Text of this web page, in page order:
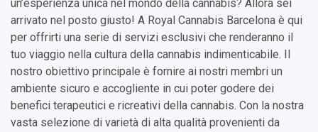
un’esperienza unica nel mondo della cannabis? Allora sei
arrivato nel posto giusto! A Royal Cannabis Barcelona è qui
per offrirti una serie di servizi esclusivi che renderanno il
tuo viaggio nella cultura della cannabis indimenticabile. Il
nostro obiettivo principale è fornire ai nostri membri un
ambiente sicuro e accogliente in cui poter godere dei
benefici terapeutici e ricreativi della cannabis. Con la nostra
vasta selezione di varietà di alta qualità provenienti da